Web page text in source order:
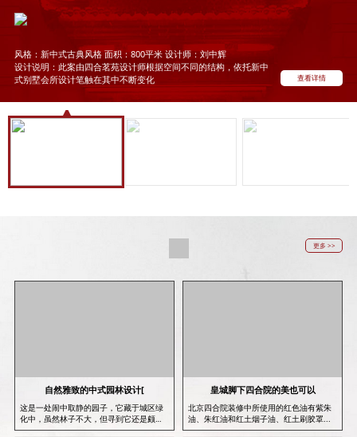
风格：新中式古典风格 面积：800平米 设计师：刘中辉
设计说明：此案由四合茗苑设计师根据空间不同的结构，依托新中
式别墅会所设计笔触在其中不断变化
查看详情
更多 >>
自然雅致的中式园林设计[
这是一处闹中取静的园子，它藏于城区绿
化中，虽然林子不大，但寻到它还是颇费
了些...
皇城脚下四合院的美也可以
北京四合院装修中所使用的红色油有紫朱
油、朱红油和红土烟子油、红土刷胶罩...